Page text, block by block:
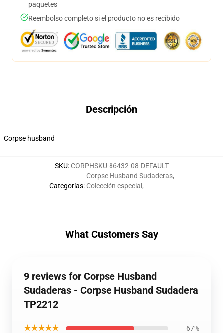
paquetes
Reembolso completo si el producto no es recibido
Descripción
Corpse husband
SKU: CORPHSKU-86432-08-DEFAULT
Categorías:
Corpse Husband Sudaderas,
Colección especial ,
What Customers Say
9 reviews for Corpse Husband
Sudaderas - Corpse Husband Sudadera
TP2212
★★★★★ 67%